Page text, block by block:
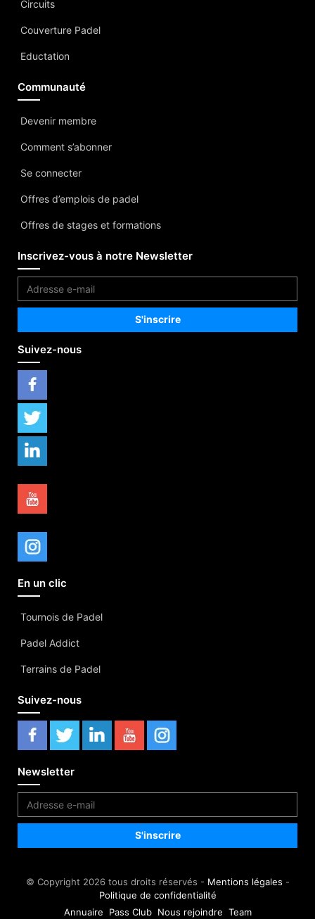
Circuits
Couverture Padel
Eductation
Communauté
Devenir membre
Comment s’abonner
Se connecter
Offres d’emplois de padel
Offres de stages et formations
Inscrivez-vous à notre Newsletter
Suivez-nous
En un clic
Tournois de Padel
Padel Addict
Terrains de Padel
Suivez-nous
Newsletter
© Copyright 2026 tous droits réservés - Mentions légales -
Politique de confidentialité
Annuaire
Pass Club Nous rejoindre Team